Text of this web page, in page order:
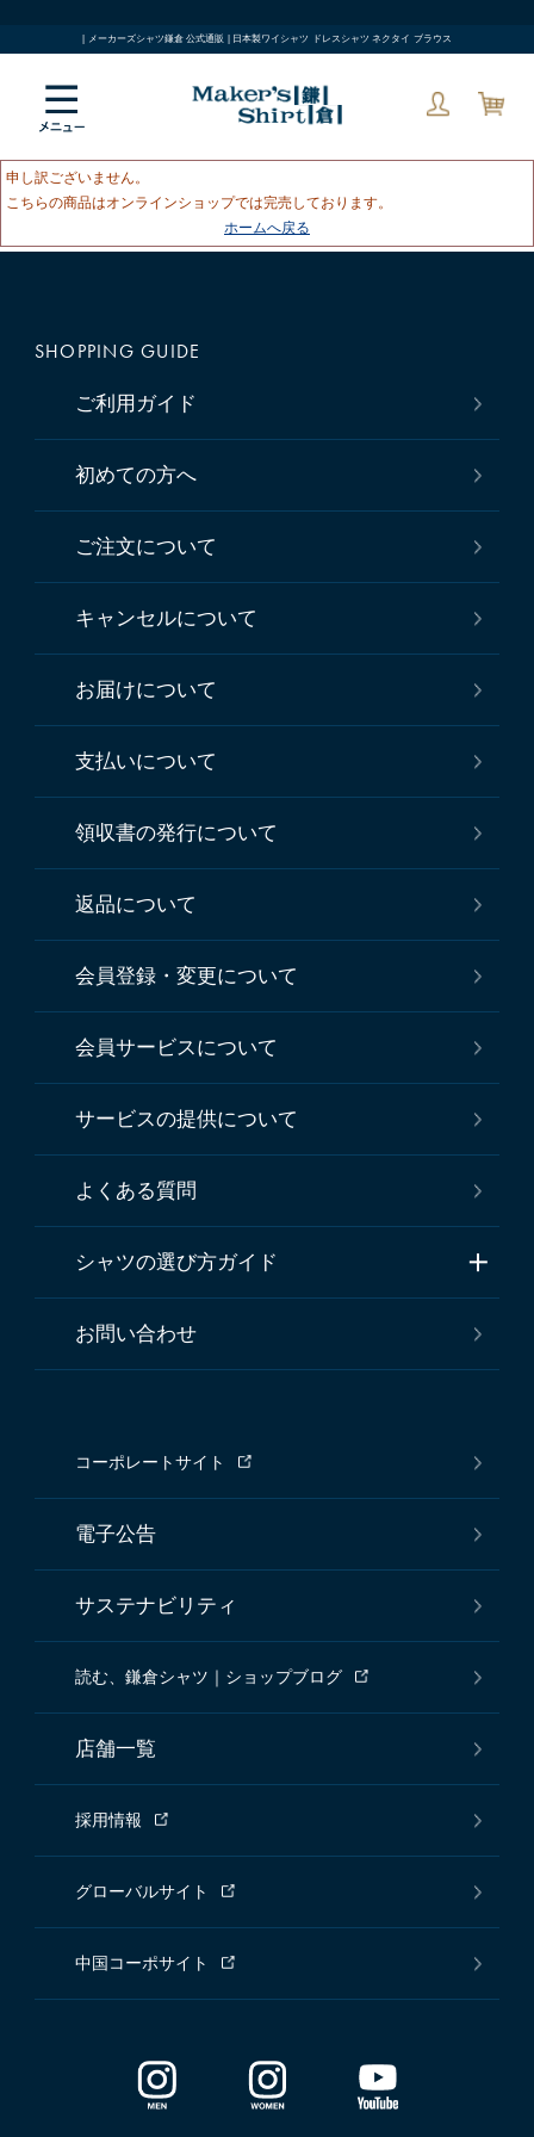
| メーカーズシャツ鎌倉 公式通販 | 日本製ワイシャツ ドレスシャツ ネクタイ ブラウス
申し訳ございません。
こちらの商品はオンラインショップでは完売しております。
ホームへ戻る
SHOPPING GUIDE
ご利用ガイド
初めての方へ
ご注文について
キャンセルについて
お届けについて
支払いについて
領収書の発行について
返品について
会員登録・変更について
会員サービスについて
サービスの提供について
よくある質問
シャツの選び方ガイド
お問い合わせ
コーポレートサイト
電子公告
サステナビリティ
読む、鎌倉シャツ｜ショップブログ
店舗一覧
採用情報
グローバルサイト
中国コーポサイト